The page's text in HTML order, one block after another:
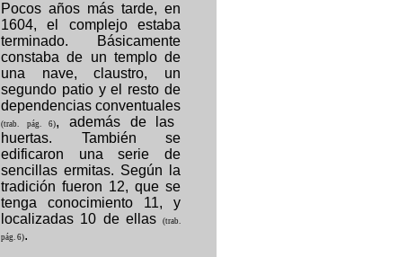
Pocos años más tarde, en
1604, el complejo estaba
terminado. Básicamente
constaba de un templo de
una nave, claustro, un
segundo patio y el resto de
dependencias conventuales
(trab. pág. 6), además de las
huertas. También se
edificaron una serie de
sencillas ermitas. Según la
tradición fueron 12, que se
tenga conocimiento 11, y
localizadas 10 de ellas
(trab.
pág. 6).